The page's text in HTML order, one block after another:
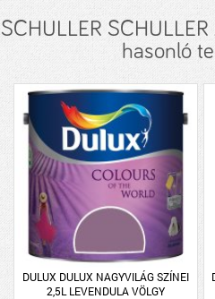
SCHULLER
hasonló
DULUX DULUX NAGYVILÁG SZÍNEI
2,5L LEVENDULA VÖLGY